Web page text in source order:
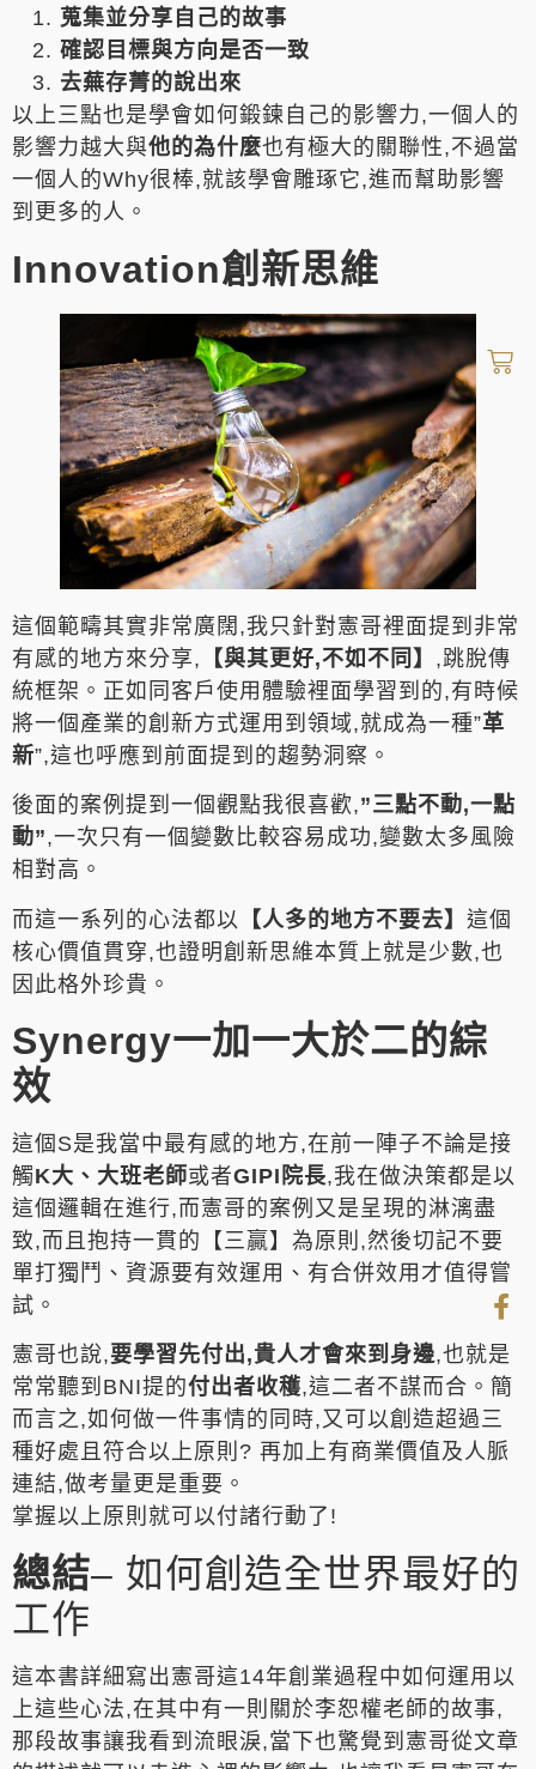
蒐集並分享自己的故事
確認目標與方向是否一致
去蕪存菁的說出來
以上三點也是學會如何鍛鍊自己的影響力,一個人的
影響力越大與他的為什麼也有極大的關聯性,不過當
一個人的Why很棒,就該學會雕琢它,進而幫助影響
到更多的人。
Innovation創新思維
這個範疇其實非常廣闊,我只針對憲哥裡面提到非常
有感的地方來分享, 【與其更好,不如不同】 ,跳脫傳
統框架。正如同客戶使用體驗裡面學習到的,有時候
將一個產業的創新方式運用到領域,就成為一種”革
新”,這也呼應到前面提到的趨勢洞察。
後面的案例提到一個觀點我很喜歡,”三點不動,一點
動”,一次只有一個變數比較容易成功,變數太多風險
相對高。
而這一系列的心法都以 【人多的地方不要去】 這個
核心價值貫穿,也證明創新思維本質上就是少數,也
因此格外珍貴。
Synergy一加一大於二的綜
效
這個S是我當中最有感的地方,在前一陣子不論是接
觸K大、大班老師或者GIPI院長,我在做決策都是以
這個邏輯在進行,而憲哥的案例又是呈現的淋漓盡
致,而且抱持一貫的【三贏】為原則,然後切記不要
單打獨鬥、資源要有效運用、有合併效用才值得嘗
試。
憲哥也說,要學習先付出,貴人才會來到身邊,也就是
常常聽到BNI提的付出者收穫,這二者不謀而合。簡
而言之,如何做一件事情的同時,又可以創造超過三
種好處且符合以上原則? 再加上有商業價值及人脈
連結,做考量更是重要。
掌握以上原則就可以付諸行動了!
總結– 如何創造全世界最好的
工作
這本書詳細寫出憲哥這14年創業過程中如何運用以
上這些心法,在其中有一則關於李恕權老師的故事,
那段故事讓我看到流眼淚,當下也驚覺到憲哥從文章